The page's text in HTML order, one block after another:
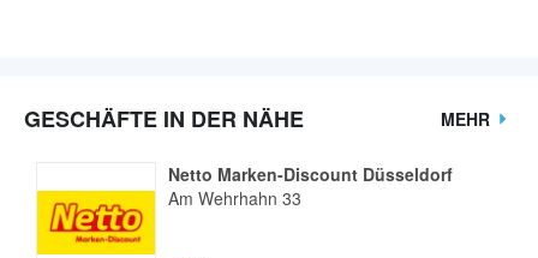
GESCHÄFTE IN DER NÄHE MEHR
Netto Marken-Discount Düsseldorf
Am Wehrhahn 33